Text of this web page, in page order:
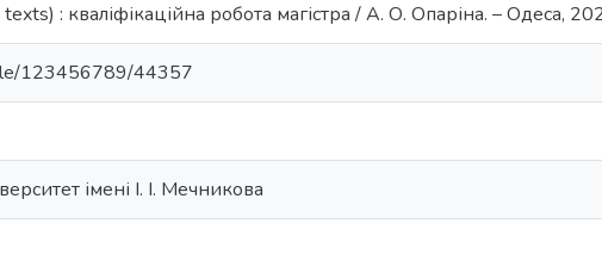
: кваліфікаційна робота магістра / А. О. Опаріна. – Одеса,
123456789/44357
імені І. І. Мечникова